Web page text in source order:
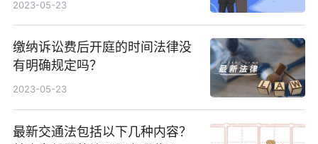
2023-05-23
缴纳诉讼费后开庭的时间法律没
有明确规定吗？
2023-05-23
最新交通法包括以下几种内容？